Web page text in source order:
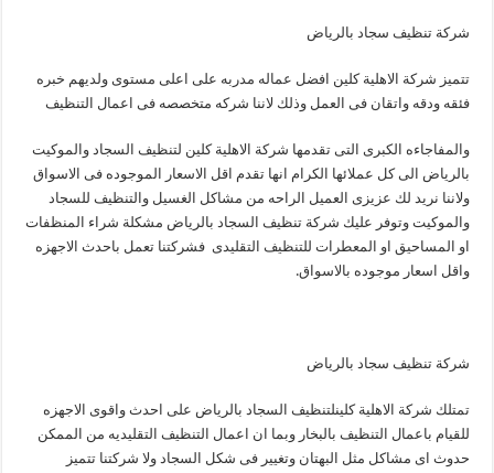
شركة تنظيف سجاد بالرياض
تتميز شركة الاهلية كلين افضل عماله مدربه على اعلى مستوى ولديهم خبره
فئقه ودقه واتقان فى العمل وذلك لاننا شركه متخصصه فى اعمال التنظيف
والمفاجاءه الكبرى التى تقدمها شركة الاهلية كلين لتنظيف السجاد والموكيت
بالرياض الى كل عملائها الكرام انها تقدم اقل الاسعار الموجوده فى الاسواق
ولاننا نريد لك عزيزى العميل الراحه من مشاكل الغسيل والتنظيف للسجاد
والموكيت وتوفر عليك شركة تنظيف السجاد بالرياض مشكلة شراء المنظفات
او المساحيق او المعطرات للتنظيف التقليدى فشركتنا تعمل باحدث الاجهزه
واقل اسعار موجوده بالاسواق.
شركة تنظيف سجاد بالرياض
تمتلك شركة الاهلية كلينلتنظيف السجاد بالرياض على احدث واقوى الاجهزه
للقيام باعمال التنظيف بالبخار وبما ان اعمال التنظيف التقليديه من الممكن
حدوث اى مشاكل مثل البهتان وتغيير فى شكل السجاد ولا شركتنا تتميز